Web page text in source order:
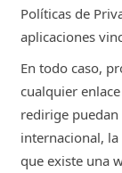
Políticas de
aplicaciones
En todo caso,
cualquier
redirige
internacional,
que existe una